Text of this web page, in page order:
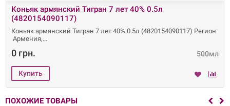
Коньяк армянский Тигран 7 лет 40% 0.5л
(4820154090117)
Коньяк армянский Тигран 7 лет 40% 0.5л (4820154090117) Регион:
Армения,
500мл
0 грн.
ПОХОЖИЕ ТОВАРЫ